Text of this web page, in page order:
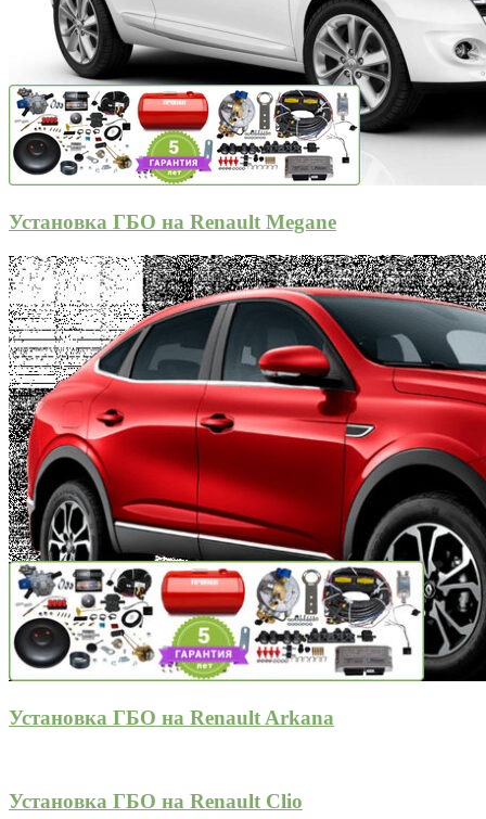
Установка ГБО на Renault Megane
Установка ГБО на Renault Arkana
Установка ГБО на Renault Clio